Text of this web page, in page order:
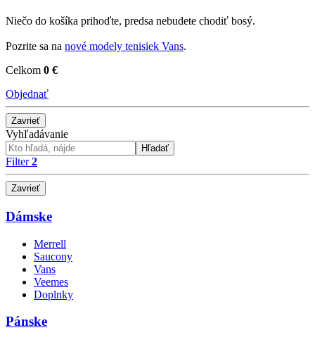
Niečo do košíka prihoďte, predsa nebudete chodiť bosý.
Pozrite sa na nové modely tenisiek Vans.
Celkom 0 €
Objednať
Zavrieť
Vyhľadávanie
Hľadať
Filter2
Zavrieť
Dámske
Merrell
Saucony
Vans
Veemes
Doplnky
Pánske